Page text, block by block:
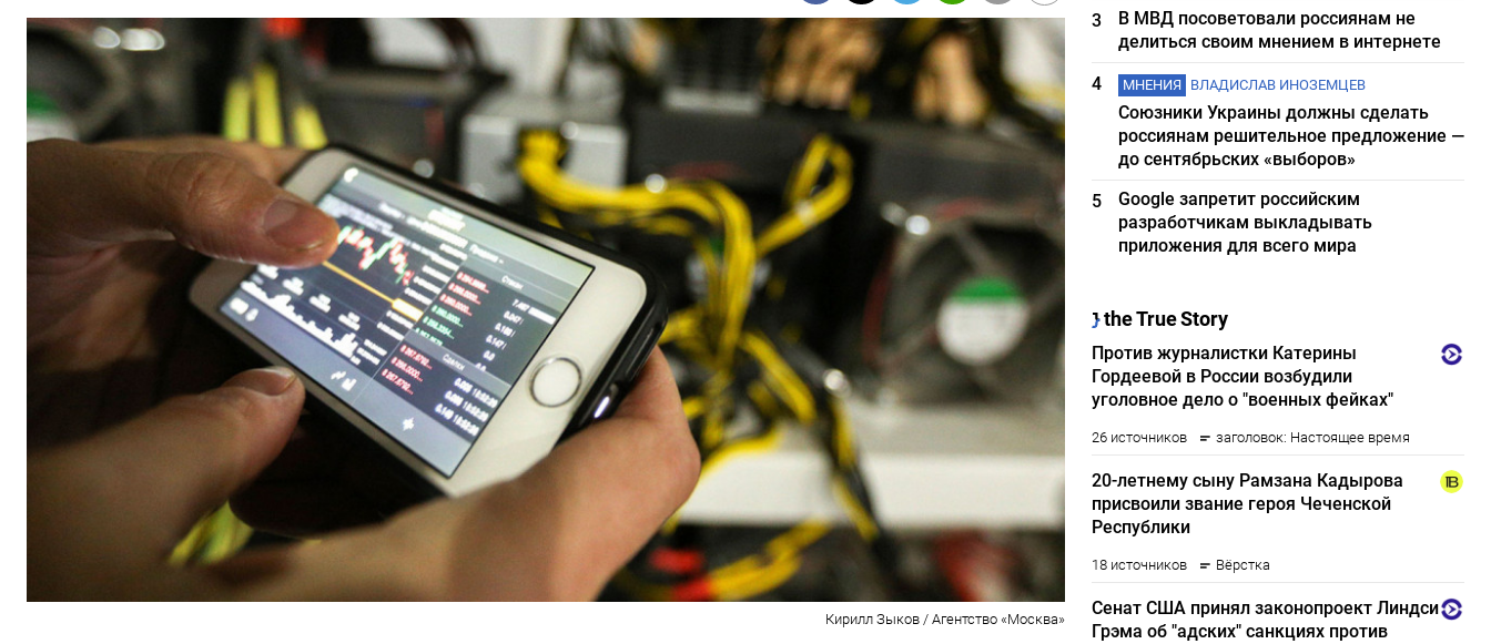
Кирилл Зыков / Агентство «Москва»
3
В МВД посоветовали россиянам не
делиться своим мнением в интернете
4
МНЕНИЯ ВЛАДИСЛАВ ИНОЗЕМЦЕВ
Союзники Украины должны сделать
россиянам решительное предложение —
до сентябрьских «выборов»
5
Google запретит российским
разработчикам выкладывать
приложения для всего мира